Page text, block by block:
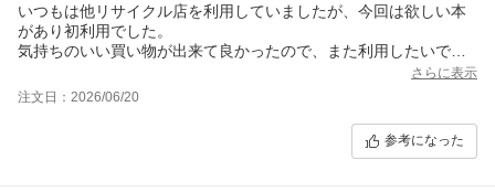
いつもは他リサイクル店を利用していましたが、今回は欲しい本
があり初利用でした。
気持ちのいい買い物が出来て良かったので、また利用したいで
さらに表示
注文日：2026/06/20
参考になった